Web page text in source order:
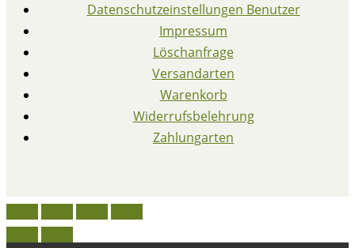
Datenschutzeinstellungen Benutzer
Impressum
Löschanfrage
Versandarten
Warenkorb
Widerrufsbelehrung
Zahlungarten